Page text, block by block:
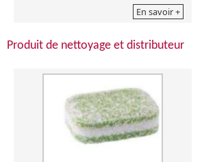
mocassins et sabots (hauteur
Construction tout inox
antibactérien et anti corrosion,
réglables (à partir de 10 paires)
et fixation murale.
5 tiroirs. Dimensions : 510 x 200
x h.2005 mm
En savoir +
Produit de nettoyage et distributeur